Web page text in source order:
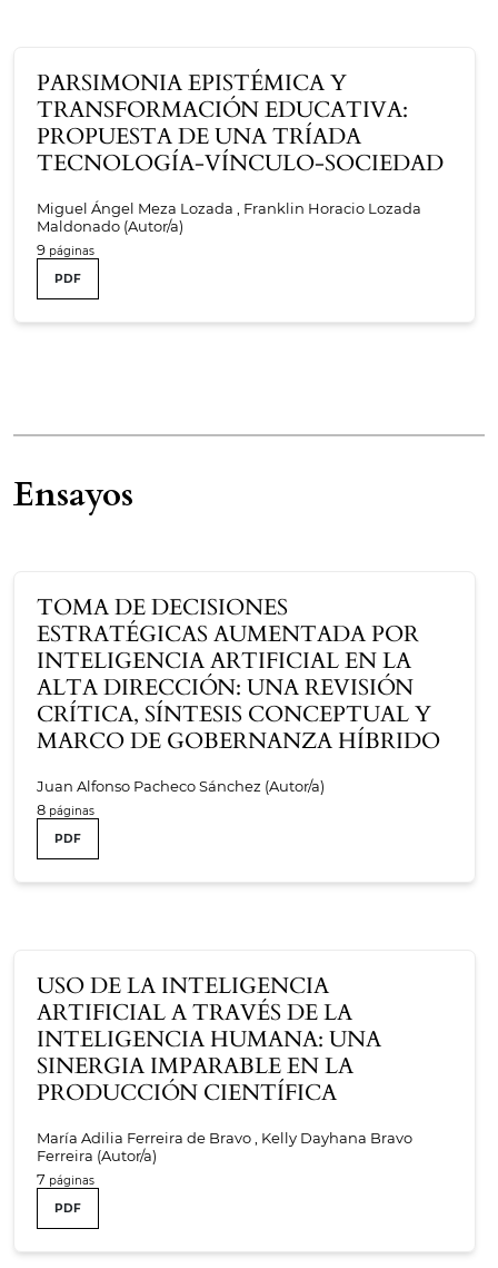
PARSIMONIA EPISTÉMICA Y
TRANSFORMACIÓN EDUCATIVA:
PROPUESTA DE UNA TRÍADA
TECNOLOGÍA-VÍNCULO-SOCIEDAD
Miguel Ángel Meza Lozada , Franklin Horacio Lozada
Maldonado (Autor/a)
9
PDF
Ensayos
TOMA DE DECISIONES
ESTRATÉGICAS AUMENTADA POR
INTELIGENCIA ARTIFICIAL EN LA
ALTA DIRECCIÓN: UNA REVISIÓN
CRÍTICA, SÍNTESIS CONCEPTUAL Y
MARCO DE GOBERNANZA HÍBRIDO
Juan Alfonso Pacheco Sánchez (Autor/a)
8
PDF
USO DE LA INTELIGENCIA
ARTIFICIAL A TRAVÉS DE LA
INTELIGENCIA HUMANA: UNA
SINERGIA IMPARABLE EN LA
PRODUCCIÓN CIENTÍFICA
María Adilia Ferreira de Bravo , Kelly Dayhana Bravo
Ferreira (Autor/a)
7
PDF